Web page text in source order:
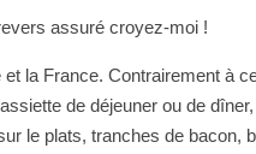
assuré croyez-moi !
la France. Contrairement à
de déjeuner ou de
le plats, tranches de bacon,